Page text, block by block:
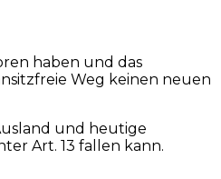
haben und das
Weg keinen neuen
und heutige
Art. 13 fallen kann.